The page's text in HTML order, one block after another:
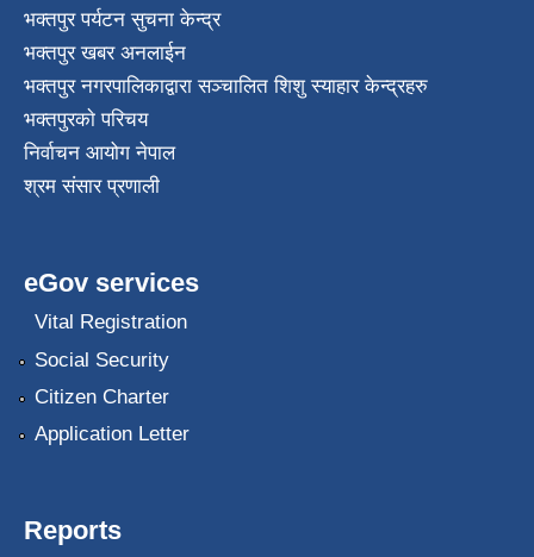
भक्तपुर पर्यटन सुचना केन्द्र
भक्तपुर खबर अनलाईन
भक्तपुर नगरपालिकाद्वारा सञ्चालित शिशु स्याहार केन्द्रहरु
भक्तपुरकाे परिचय
निर्वाचन आयोग नेपाल
श्रम संसार प्रणाली
eGov services
Vital Registration
Social Security
Citizen Charter
Application Letter
Reports